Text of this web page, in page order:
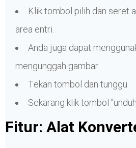
Klik tombol pilih dan seret
area entri.
Anda juga dapat
mengunggah gambar.
Tekan tombol dan tunggu.
Sekarang klik tombol
Fitur: Alat